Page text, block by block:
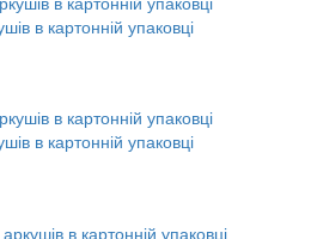
в картонній упаковці
в картонній упаковці